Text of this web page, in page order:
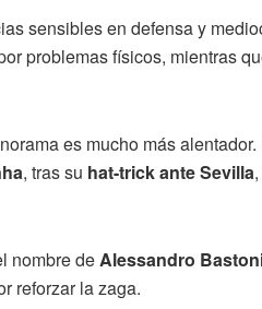
sensibles en defensa y
problemas físicos, mientras
es mucho más alentador.
, tras su hat-trick ante Sevilla
nombre deAlessandro
reforzar la zaga.